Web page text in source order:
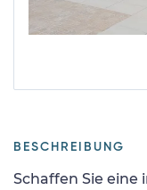
BESCHREIBUNG
Schaffen Sie